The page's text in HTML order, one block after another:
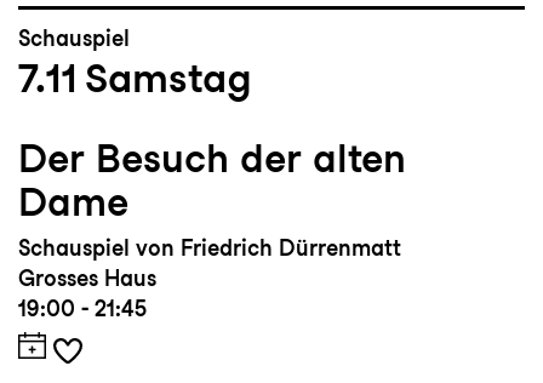
Schauspiel
7.11 Samstag
Der Besuch der alten
Dame
Schauspiel von Friedrich Dürrenmatt
Grosses Haus
19:00 - 21:45